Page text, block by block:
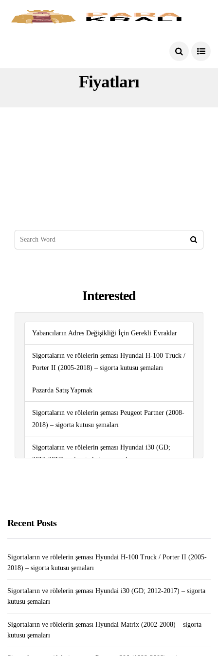
Ötv Indirimli Otomobil
Fiyatları
Interested
Yabancıların Adres Değişikliği İçin Gerekli Evraklar
Sigortaların ve rölelerin şeması Hyundai H-100 Truck /
Porter II (2005-2018) – sigorta kutusu şemaları
Pazarda Satış Yapmak
Sigortaların ve rölelerin şeması Peugeot Partner (2008-
2018) – sigorta kutusu şemaları
Sigortaların ve rölelerin şeması Hyundai i30 (GD;
2012-2017) – sigorta kutusu şemaları
Recent Posts
Sigortaların ve rölelerin şeması Hyundai H-100 Truck / Porter II (2005-
2018) – sigorta kutusu şemaları
Sigortaların ve rölelerin şeması Hyundai i30 (GD; 2012-2017) – sigorta
kutusu şemaları
Sigortaların ve rölelerin şeması Hyundai Matrix (2002-2008) – sigorta
kutusu şemaları